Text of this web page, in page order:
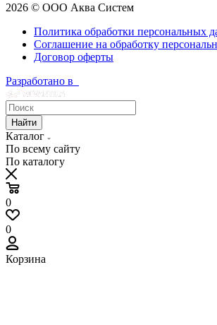
2026 © ООО Аква Систем
Политика обработки персональных
Соглашение на обработку
Договор оферты
Разработано в
Найти
Каталог
По всему сайту
По каталогу
0
0
Корзина